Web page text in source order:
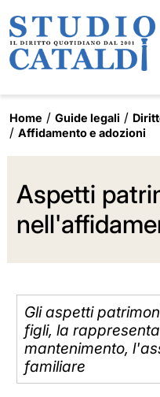
Home Guide legali
Affidamento e adozioni
Aspetti
Gli aspetti
figli, la
mantenimento,
familiare